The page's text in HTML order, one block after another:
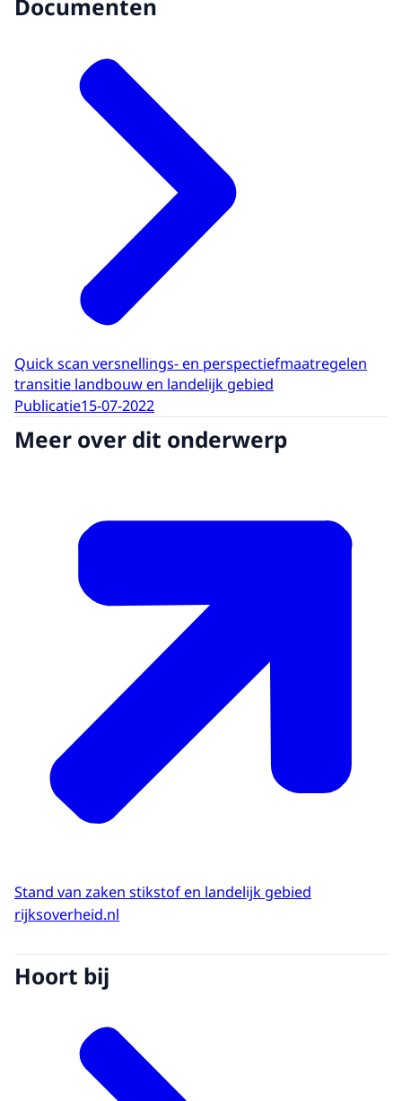
Documenten
Quick scan versnellings- en perspectiefmaatregelen
transitie landbouw en landelijk gebied
Publicatie15-07-2022
Meer over dit onderwerp
Stand van zaken stikstof en landelijk gebied
rijksoverheid.nl
Hoort bij